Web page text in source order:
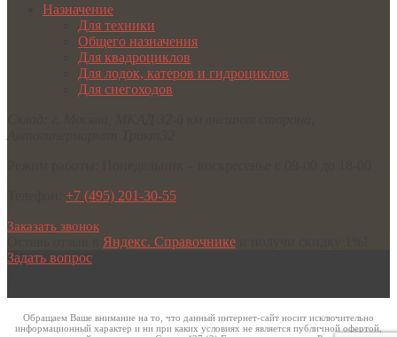
Назначение
Для техники
Общего назначения
Для квадроциклов
Для лодок, катеров и гидроциклов
Для снегоходов
+7 (495) 201-30-55
Заказать звонок
Яндекс. Справочнике
Задать вопрос
Обращаем Ваше внимание на то, что данный интернет-сайт носит исключительно
информационный характер и ни при каких условиях не является публичной офертой,